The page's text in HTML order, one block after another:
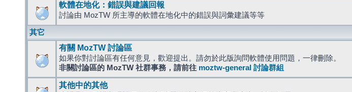
軟體在地化：錯誤與建議回報
討論由 MozTW 所主導的軟體在地化中的錯誤與詞彙建議等等
其它
有關 MozTW 討論區
如果你對討論區有任何意見，歡迎提出。請勿於此版詢問軟體使用問題，一律刪除。
非關討論區的 MozTW 社群事務，請前往 moztw-general 討論群組
其他中的其他